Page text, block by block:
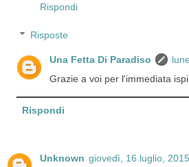
Rispondi
Risposte
Una Fetta Di Paradiso
Grazie a voi per l'immediata
Rispondi
Unknown giovedì, 16 luglio, 2015